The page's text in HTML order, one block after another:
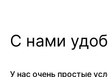
С нами
У нас очень простые